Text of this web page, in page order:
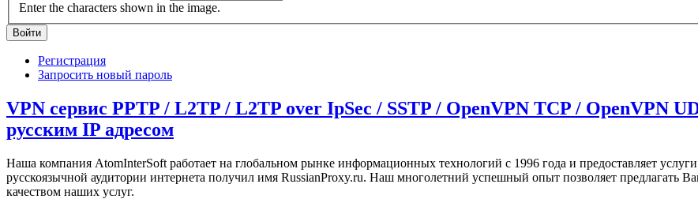
Enter the characters shown in the image.
Регистрация
Запросить новый пароль
VPN сервис PPTP / L2TP / L2TP over IpSec / SSTP / OpenVPN TCP / OpenVPN
русским IP адресом
Наша компания AtomInterSoft работает на глобальном рынке информационных технологий с 1996 года и предоставляет
русскоязычной аудитории интернета получил имя RussianProxy.ru. Наш многолетний успешный опыт позволяет предлагать
качеством наших услуг.